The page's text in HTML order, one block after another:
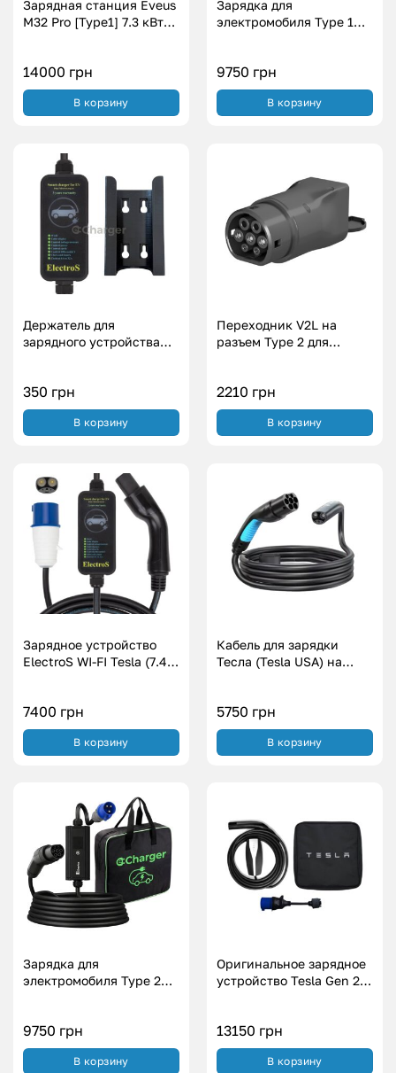
Зарядная станция Eveus
M32 Pro [Type1] 7.3 кВт
7А – 32А
14000 грн
В корзину
Зарядка для
электромобиля Type 1
кВт.|32А)
9750 грн
В корзину
Держатель для
зарядного устройства
350 грн
В корзину
Переходник V2L на
разъем Type 2 для
2210 грн
В корзину
Зарядное устройство
ElectroS WI-FI Tesla (7.4
7400 грн
В корзину
Кабель для зарядки
Тесла (Tesla USA) на
5750 грн
В корзину
Зарядка для
электромобиля Type 2
кВт.|32А)
9750 грн
В корзину
Оригинальное зарядное
устройство Tesla Gen 2
13150 грн
В корзину